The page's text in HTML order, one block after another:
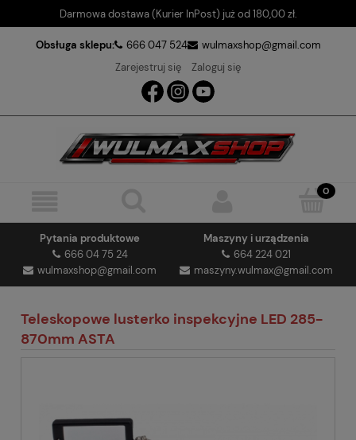
Darmowa dostawa (Kurier InPost) już od 180,00 zł.
Obsługa sklepu: 666 047 524
wulmaxshop@gmail.com
Zarejestruj się
Zaloguj się
Pytania produktowe
666 04 75 24
wulmaxshop@gmail.com
Maszyny i urządzenia
664 224 021
maszyny.wulmax@gmail.com
Teleskopowe lusterko inspekcyjne LED 285-
870mm ASTA